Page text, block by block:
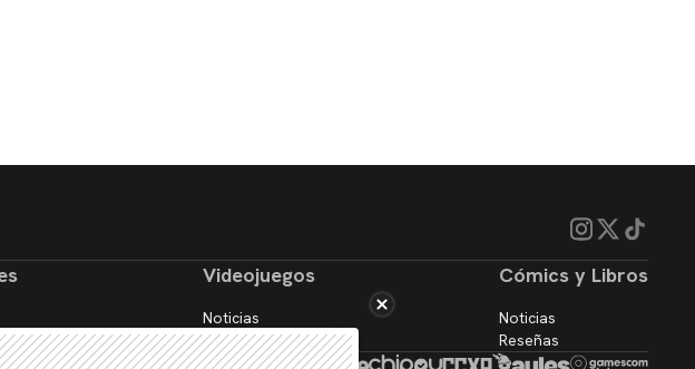
Videojuegos
Noticias
Reseñas
Cómics y Libros
Noticias
Reseñas